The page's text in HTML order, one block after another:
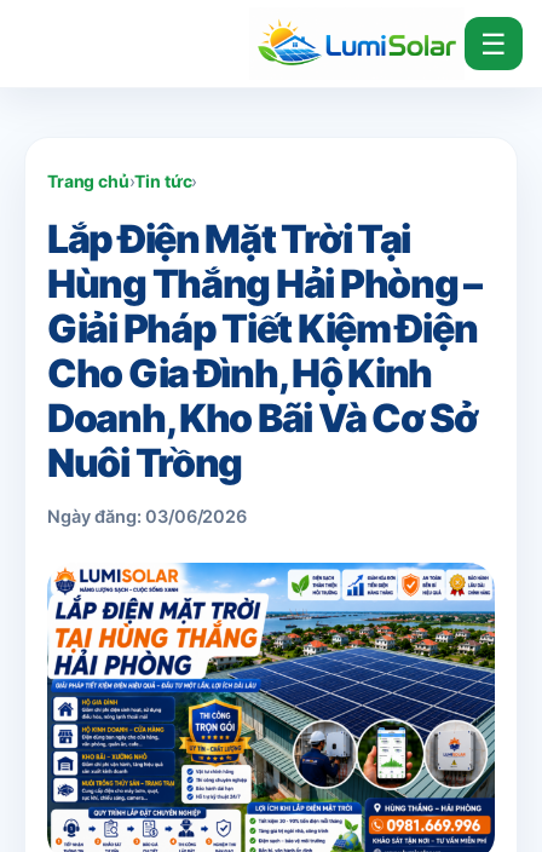
☰
Trang chủ›Tin tức›
Lắp Điện Mặt Trời Tại
Hùng Thắng Hải Phòng –
Giải Pháp Tiết Kiệm Điện
Cho Gia Đình, Hộ Kinh
Doanh, Kho Bãi Và Cơ Sở
Nuôi Trồng
Ngày đăng: 03/06/2026